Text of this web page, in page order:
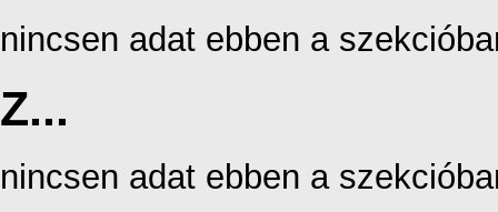
nincsen adat ebben a
Z...
nincsen adat ebben a